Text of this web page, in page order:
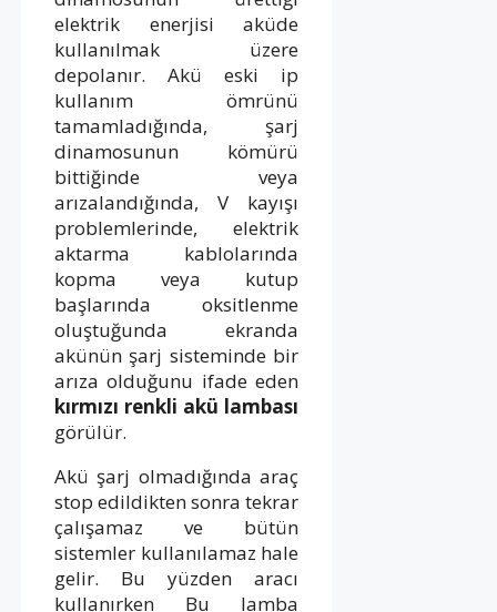
elektrik enerjisi aküde
kullanılmak üzere
depolanır. Akü eski ip
kullanım ömrünü
tamamladığında, şarj
dinamosunun kömürü
bittiğinde veya
arızalandığında, V kayışı
problemlerinde, elektrik
aktarma kablolarında
kopma veya kutup
başlarında oksitlenme
oluştuğunda ekranda
akünün şarj sisteminde bir
arıza olduğunu ifade eden
kırmızı renkli akü lambası
görülür.
Akü şarj olmadığında araç
stop edildikten sonra tekrar
çalışamaz ve bütün
sistemler kullanılamaz hale
gelir. Bu yüzden aracı
kullanırken Bu lamba